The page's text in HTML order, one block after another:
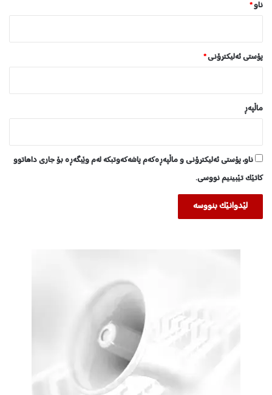
ناو*
پۆستی ئەلیکترۆنی*
ماڵپه‌ڕ
ناو، پۆستی ئەلیکترۆنی و ماڵپەڕەکەم پاشەکەوتبکە لەم وێبگەڕە بۆ جاری داهاتوو
کاتێک تێبینیم نووسی.